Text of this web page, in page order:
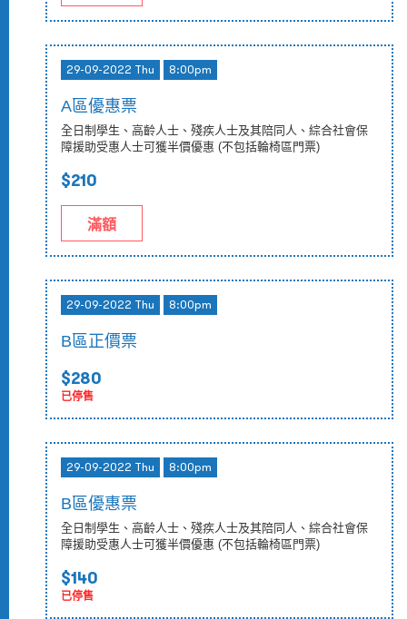
29-09-2022 Thu 8:00pm
A區優惠票
全日制學生、高齡人士、殘疾人士及其陪同人、綜合社會保
障援助受惠人士可獲半價優惠 (不包括輪椅區門票)
$210
滿額
29-09-2022 Thu 8:00pm
B區正價票
$280
已停售
29-09-2022 Thu 8:00pm
B區優惠票
全日制學生、高齡人士、殘疾人士及其陪同人、綜合社會保
障援助受惠人士可獲半價優惠 (不包括輪椅區門票)
$140
已停售